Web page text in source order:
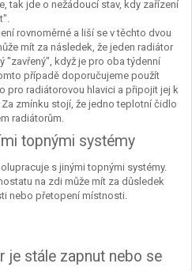
tak jde o nežádoucí stav, kdy zařízení
rovnoměrné a liší se v těchto dvou
mít za následek, že jeden radiátor
"zavřený", když je pro oba týdenní
případě doporučujeme použít
pro radiátorovou hlavici a připojit jej k
zmínku stojí, že jedno teplotní čidlo
radiátorům.
topnými systémy
s jinými topnými systémy.
na zdi může mít za důsledek
nebo přetopení místnosti.
je stále zapnut nebo se